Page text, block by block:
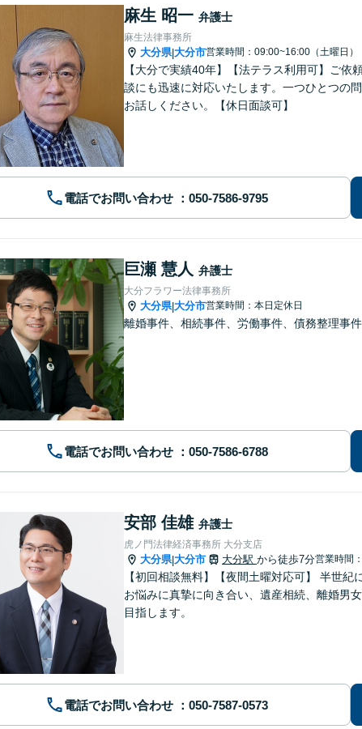
麻生 昭一 弁護士
麻生法律事務所
大分県|大分市営業時間：09:00~16:00（土曜日）
【大分で実績40年】【法テラス利用可】ご
談にも迅速に対応いたします。一つひとつの
お話しください。【休日面談可】
電話でお問い合わせ
巨瀬 慧人 弁護士
大分フラワー法律事務所
大分県|大分市営業時間：本日定休日
離婚事件、相続事件、労働事件、債務整理事
電話でお問い合わせ
安部 佳雄 弁護士
虎ノ門法律経済事務所 大分支店
大分県|大分市 大分駅 から徒歩7分営業時間
【初回相談無料】【夜間土曜対応可】 半世
お悩みに真摯に向き合い、遺産相続、離婚男
目指します。
電話でお問い合わせ